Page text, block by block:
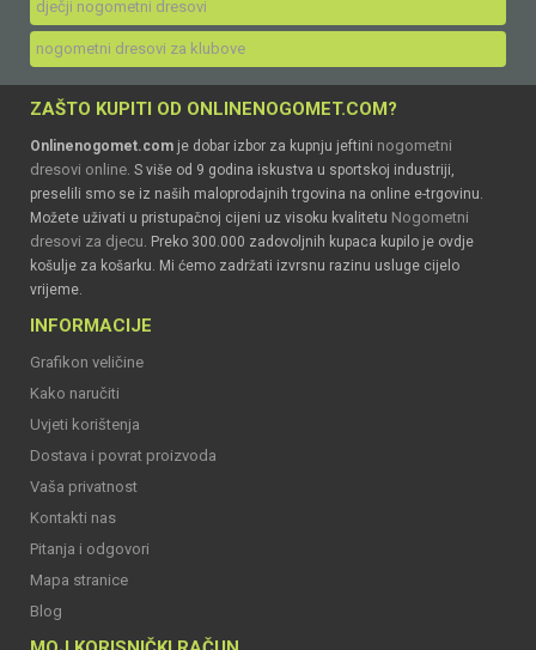
dječji nogometni dresovi
nogometni dresovi za klubove
ZAŠTO KUPITI OD ONLINENOGOMET.COM?
Onlinenogomet.com je dobar izbor za kupnju jeftini nogometni
dresovi online. S više od 9 godina iskustva u sportskoj industriji,
preselili smo se iz naših maloprodajnih trgovina na online e-trgovinu.
Možete uživati u pristupačnoj cijeni uz visoku kvalitetu Nogometni
dresovi za djecu. Preko 300.000 zadovoljnih kupaca kupilo je ovdje
košulje za košarku. Mi ćemo zadržati izvrsnu razinu usluge cijelo
vrijeme.
INFORMACIJE
Grafikon veličine
Kako naručiti
Uvjeti korištenja
Dostava i povrat proizvoda
Vaša privatnost
Kontakti nas
Pitanja i odgovori
Mapa stranice
Blog